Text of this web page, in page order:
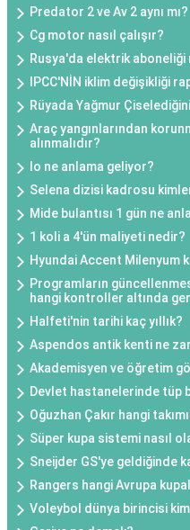
Predator 2 ve Av 2 aynı mı?
Cg motor nasıl çalışır?
Rusya'da elektrik aboneliği
IPCC'NİN iklim değişikliği
Rüyada Yağmur
Araç yangınlarından
alınmalıdır?
Io ne anlama geliyor?
Selena dizisi kadrosu
Mide bulantısı 1 gün ne
1 koli a 4'ün maliyeti nedir?
Hyundai Accent Milenyum
Programların
hangi kontroller altında
Halfeti'nin tarihi kaç yıllık?
Aspendos antik kenti ne
Akademisyen ve öğretim
Devlet hastanelerinde tüp
Oğuzhan Çakır hangi
Süper kupa sistemi nasıl
Sneijder GS'ye geldiğinde
Rangers hangi Avrupa
Voleybol dünya birincisi